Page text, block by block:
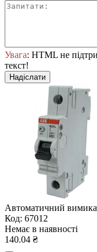
Увага: HTML не
текст!
Надіслати
Автоматичний
Код: 67012
Немає в наявності
140.04 ₴